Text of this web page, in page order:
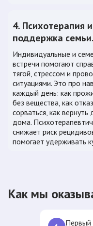
4. Психотерапия и
поддержка семьи.
Индивидуальные и
встречи помогают
тягой, стрессом и
ситуациями. Это про
каждый день: как
без вещества, как
сорваться, как вернуть
дома.
снижает риск
помогает удерживать
Как мы
Первый